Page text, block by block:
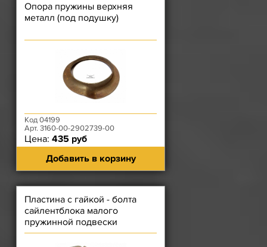
Опора пружины верхняя
металл (под подушку)
Код 04199
Арт. 3160-00-2902739-00
Цена: 435 руб
Добавить в корзину
Пластина с гайкой - болта
сайлентблока малого
пружинной подвески